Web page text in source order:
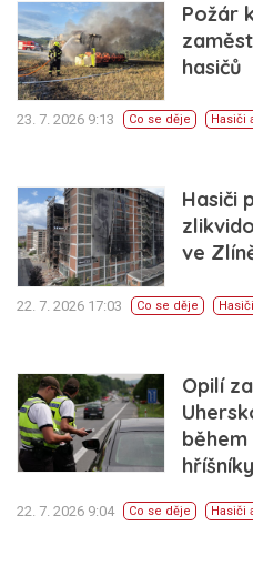
Požár
hasičů
23. 7. 2026 9:13 Co se děje Hasiči
Hasiči
ve
22. 7. 2026 17:03 Co se děje
Opilí
hříšníky
22. 7. 2026 9:04 Co se děje Hasiči